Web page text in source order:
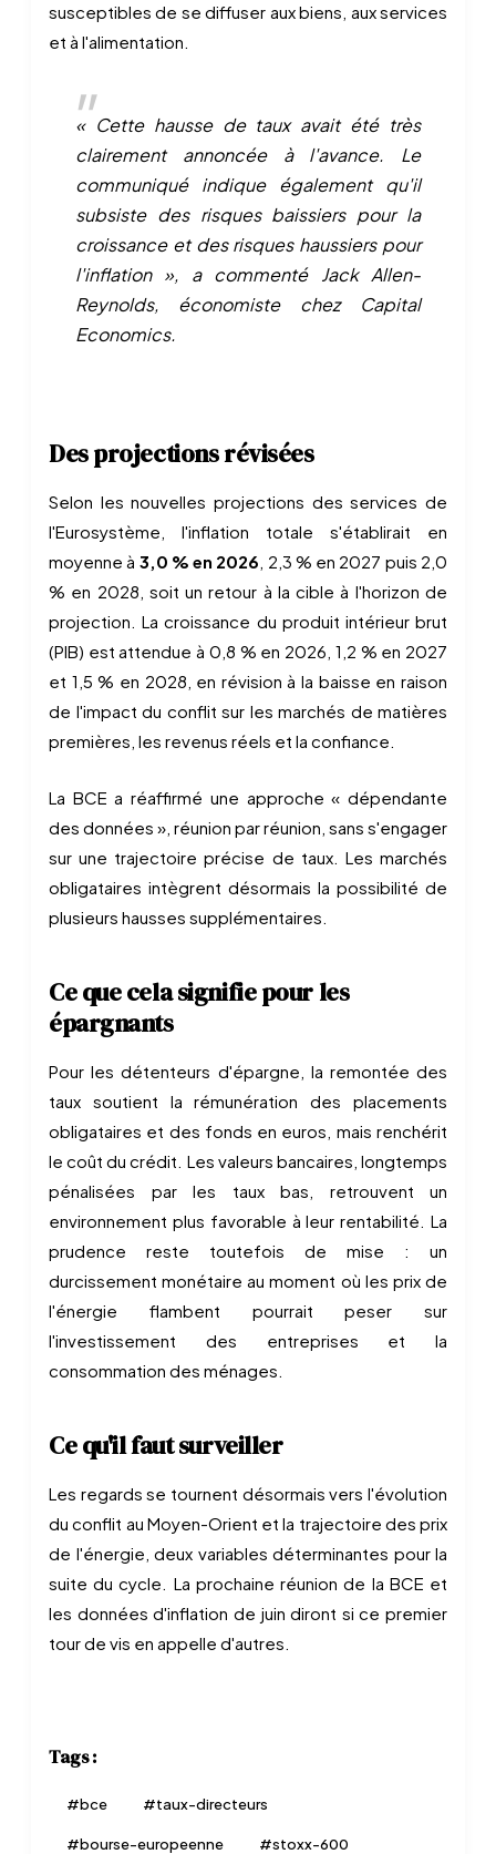
susceptibles de se diffuser aux biens, aux services
et à l'alimentation.
« Cette hausse de taux avait été très
clairement annoncée à l'avance. Le
communiqué indique également qu'il
subsiste des risques baissiers pour la
croissance et des risques haussiers pour
l'inflation », a commenté Jack Allen-
Reynolds, économiste chez Capital
Economics.
Des projections révisées
Selon les nouvelles projections des services de
l'Eurosystème, l'inflation totale s'établirait en
moyenne à 3,0 % en 2026, 2,3 % en 2027 puis 2,0
% en 2028, soit un retour à la cible à l'horizon de
projection. La croissance du produit intérieur brut
(PIB) est attendue à 0,8 % en 2026, 1,2 % en 2027
et 1,5 % en 2028, en révision à la baisse en raison
de l'impact du conflit sur les marchés de matières
premières, les revenus réels et la confiance.
La BCE a réaffirmé une approche « dépendante
des données », réunion par réunion, sans s'engager
sur une trajectoire précise de taux. Les marchés
obligataires intègrent désormais la possibilité de
plusieurs hausses supplémentaires.
Ce que cela signifie pour les
épargnants
Pour les détenteurs d'épargne, la remontée des
taux soutient la rémunération des placements
obligataires et des fonds en euros, mais renchérit
le coût du crédit. Les valeurs bancaires, longtemps
pénalisées par les taux bas, retrouvent un
environnement plus favorable à leur rentabilité. La
prudence reste toutefois de mise : un
durcissement monétaire au moment où les prix de
l'énergie flambent pourrait peser sur
l'investissement des entreprises et la
consommation des ménages.
Ce qu'il faut surveiller
Les regards se tournent désormais vers l'évolution
du conflit au Moyen-Orient et la trajectoire des prix
de l'énergie, deux variables déterminantes pour la
suite du cycle. La prochaine réunion de la BCE et
les données d'inflation de juin diront si ce premier
tour de vis en appelle d'autres.
Tags :
#bce #taux-directeurs
#bourse-europeenne #stoxx-600